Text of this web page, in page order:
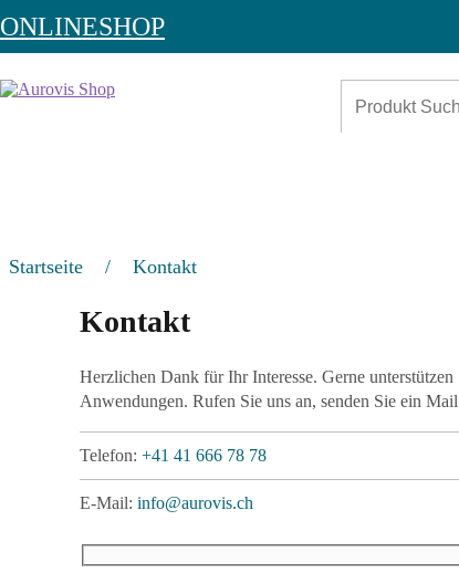
ONLINESHOP
Startseite / Kontakt
Kontakt
Herzlichen Dank für Ihr Interesse. Gerne
Anwendungen. Rufen Sie uns an, senden Sie ein
Telefon: +41 41 666 78 78
E-Mail: info@aurovis.ch